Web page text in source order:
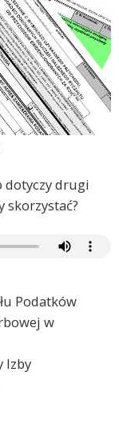
dotyczy drugi
Podatków
w
Izby